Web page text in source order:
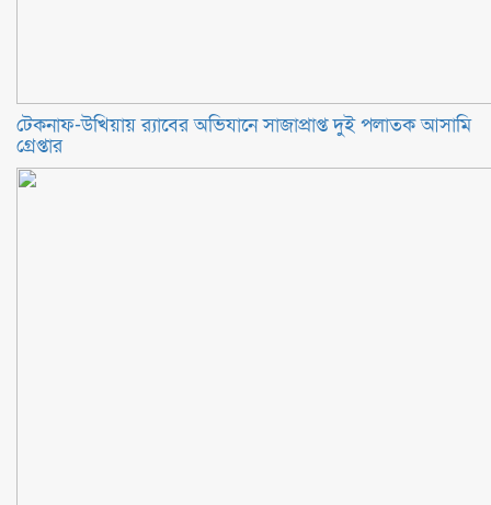
টেকনাফ-উখিয়ায় র‌্যাবের অভিযানে সাজাপ্রাপ্ত দুই পলাতক আসামি
গ্রেপ্তার